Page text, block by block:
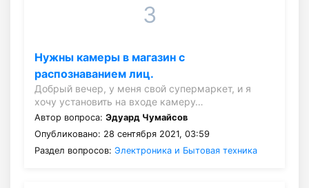
3
Нужны камеры в магазин с
распознаванием лиц.
Добрый вечер, у меня свой супермаркет, и я
хочу установить на входе камеру…
Автор вопроса: Эдуард Чумайсов
Опубликовано: 28 сентября 2021, 03:59
Раздел вопросов: Электроника и Бытовая техника